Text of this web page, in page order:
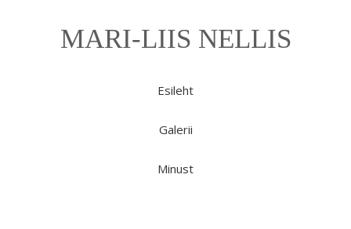
MARI-LIIS NELLIS
Esileht
Galerii
Minust